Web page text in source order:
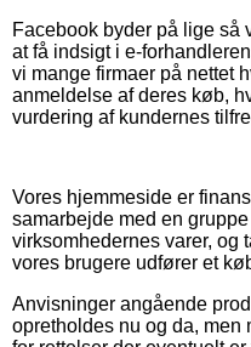
Facebook byder på lige så
at få indsigt i e-
vi mange firmaer på nettet
anmeldelse af deres køb,
vurdering af kundernes
Vores hjemmeside er
samarbejde med en
virksomhedernes varer, og
vores brugere udfører et
Anvisninger angående
opretholdes nu og da, men